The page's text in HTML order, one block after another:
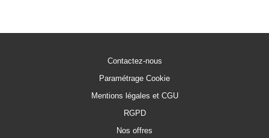
Contactez-nous
Paramétrage Cookie
Mentions légales et CGU
RGPD
Nos offres